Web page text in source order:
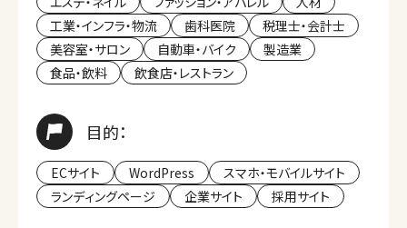
工業・インフラ・物流
歯科医院
税理士・会計士
美容室・サロン
自動車・バイク
製造業
食品・飲料
飲食店・レストラン
目的：
ECサイト WordPress
スマホ・モバイルサイト
ランディングページ
企業サイト 採用サイト